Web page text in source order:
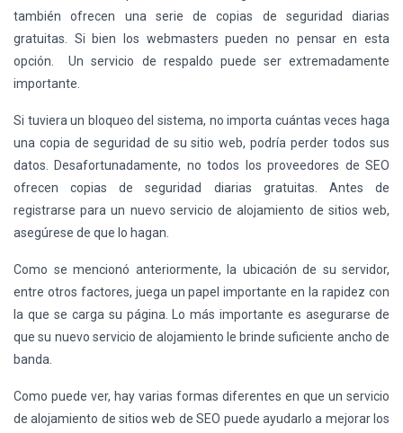
también ofrecen una serie de copias de seguridad diarias
gratuitas. Si bien los webmasters pueden no pensar en esta
opción. Un servicio de respaldo puede ser extremadamente
importante.
Si tuviera un bloqueo del sistema, no importa cuántas veces haga
una copia de seguridad de su sitio web, podría perder todos sus
datos. Desafortunadamente, no todos los proveedores de SEO
ofrecen copias de seguridad diarias gratuitas. Antes de
registrarse para un nuevo servicio de alojamiento de sitios web,
asegúrese de que lo hagan.
Como se mencionó anteriormente, la ubicación de su servidor,
entre otros factores, juega un papel importante en la rapidez con
la que se carga su página. Lo más importante es asegurarse de
que su nuevo servicio de alojamiento le brinde suficiente ancho de
banda.
Como puede ver, hay varias formas diferentes en que un servicio
de alojamiento de sitios web de SEO puede ayudarlo a mejorar los